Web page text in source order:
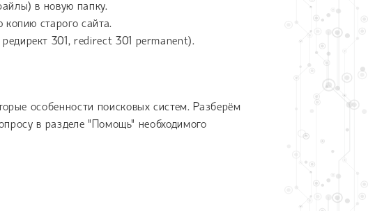
в новую папку.
копию старого сайта.
301, redirect 301 permanent).
особенности поисковых систем. Разберём
в разделе "Помощь" необходимого